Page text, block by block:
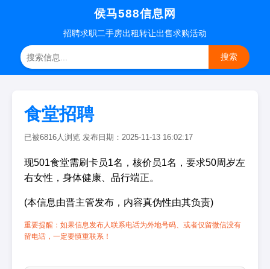
侯马588信息网
招聘求职二手房出租转让出售求购活动
搜索
食堂招聘
已被6816人浏览 发布日期：2025-11-13 16:02:17
现501食堂需刷卡员1名，核价员1名，要求50周岁左
右女性，身体健康、品行端正。
(本信息由晋主管发布，内容真伪性由其负责)
重要提醒：如果信息发布人联系电话为外地号码、或者仅留微信没有
留电话，一定要慎重联系！